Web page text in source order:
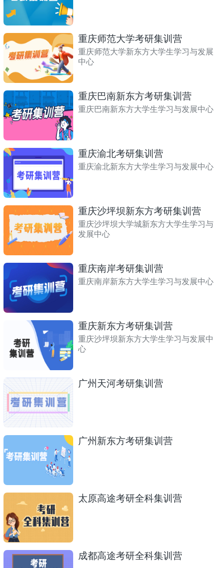
重庆师范大学考研集训营
重庆师范大学新东方大学生学习与发展
中心
重庆巴南新东方考研集训营
重庆巴南新东方大学生学习与发展中心
重庆渝北考研集训营
重庆渝北新东方大学生学习与发展中心
重庆沙坪坝新东方考研集训营
重庆沙坪坝大学城新东方大学生学习与
发展中心
重庆南岸考研集训营
重庆南岸新东方大学生学习与发展中心
重庆新东方考研集训营
重庆沙坪坝新东方大学生学习与发展中
心
广州天河考研集训营
广州新东方考研集训营
太原高途考研全科集训营
成都高途考研全科集训营